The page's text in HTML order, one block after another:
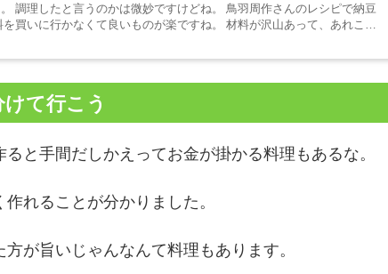
調理したと言うのかは微妙ですけどね。 鳥羽周作さんのレシピで納豆
買いに行かなくて良いものが楽ですね。 材料が沢山あって、あれここ
て行こう
と手間だしかえってお金が掛かる料理もあるな。
れることが分かりました。
が旨いじゃんなんて料理もあります。